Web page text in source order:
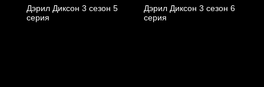
Дэрил Диксон 3 сезон 5
серия
Дэрил Диксон 3 сезон 6
серия